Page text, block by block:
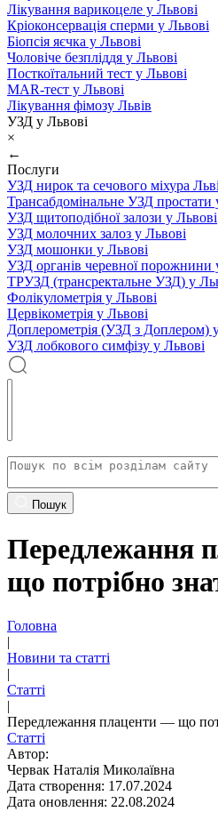
Лікування варикоцеле у Львові
Кріоконсервація сперми у Львові
Біопсія яєчка у Львові
Чоловіче безпліддя у Львові
Посткоїтальний тест у Львові
MAR-тест у Львові
Лікування фімозу Львів
УЗД у Львові
×
←
Послуги
УЗД нирок та сечового міхура
Трансабдомінальне УЗД простати
УЗД щитоподібної залози у Львові
УЗД молочних залоз у Львові
УЗД мошонки у Львові
УЗД органів черевної порожнини
ТРУЗД (трансректальне УЗД) у
Фолікулометрія у Львові
Цервікометрія у Львові
Доплерометрія (УЗД з Доплером)
УЗД лобкового симфізу у Львові
Пошук
Передлежання
що потрібно
Головна
|
Новини та статті
|
Статті
|
Передлежання плаценти — що
Статті
Автор:
Червак Наталія Миколаївна
Дата створення: 17.07.2024
Дата оновлення: 22.08.2024